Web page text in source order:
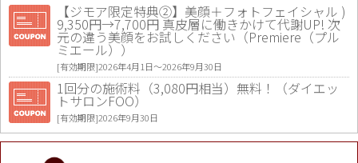
【ジモア限定特典②】美顔＋フォトフェイシャル )
9,350円→7,700円 真皮層に働きかけて代謝UP! 次
元の違う美顔をお試しください（Premiere（プル
ミエール））
[有効期限]2026年4月1日〜2026年9月30日
1回分の施術料（3,080円相当）無料！（ダイエッ
トサロンFOO）
[有効期限]2026年9月30日
値段提示後「ジモア見た」で更に買い取り金額 U
P！※チケットと新品商品は除く（大黒屋 高田馬場